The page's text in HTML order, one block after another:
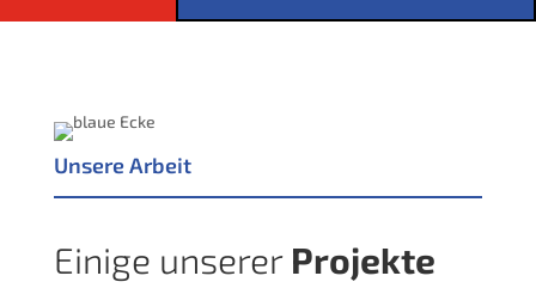
Unse­re Arbeit
Eini­ge unse­rer Pro­jek­te